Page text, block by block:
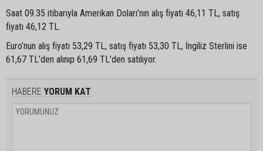
Saat 09.35 itibarıyla Amerikan Doları’nın alış fiyatı 46,11 TL, satış
fiyatı 46,12 TL.
Euro’nun alış fiyatı 53,29 TL, satış fiyatı 53,30 TL, İngiliz Sterlini ise
61,67 TL’den alınıp 61,69 TL’den satılıyor.
HABERE YORUM KAT